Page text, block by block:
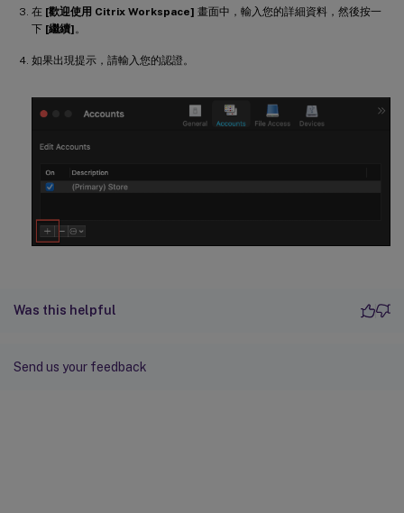
在 [歡迎使用 Citrix Workspace] 畫面中，輸入您的詳細資料，然後按一
下 [繼續] 。
如果出現提示，請輸入您的認證。
Was this helpful
Send us your feedback